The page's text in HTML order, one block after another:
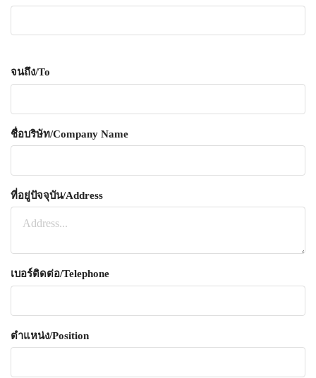
จนถึง/To
ชื่อบริษัท/Company Name
ที่อยู่ปัจจุบัน/Address
เบอร์ติดต่อ/Telephone
ตำแหน่ง/Position